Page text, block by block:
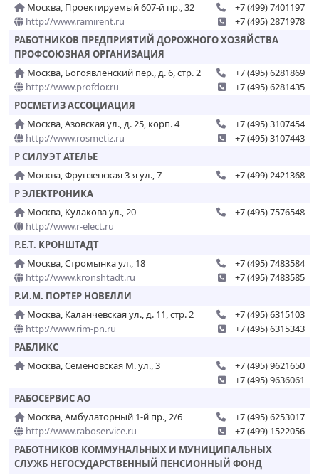
Москва, Проектируемый 607-й пр., 32
http://www.ramirent.ru
+7 (499) 7401197
+7 (495) 2871978
РАБОТНИКОВ ПРЕДПРИЯТИЙ ДОРОЖНОГО ХОЗЯЙСТВА
ПРОФСОЮЗНАЯ ОРГАНИЗАЦИЯ
Москва, Богоявленский пер., д. 6, стр. 2
http://www.profdor.ru
+7 (495) 6281869
+7 (495) 6281435
РОСМЕТИЗ АССОЦИАЦИЯ
Москва, Азовская ул., д. 25, корп. 4
http://www.rosmetiz.ru
+7 (495) 3107454
+7 (495) 3107443
Р СИЛУЭТ АТЕЛЬЕ
Москва, Фрунзенская 3-я ул., 7
+7 (499) 2421368
Р ЭЛЕКТРОНИКА
Москва, Кулакова ул., 20
http://www.r-elect.ru
+7 (495) 7576548
Р.Е.Т. КРОНШТАДТ
Москва, Стромынка ул., 18
http://www.kronshtadt.ru
+7 (495) 7483584
+7 (495) 7483585
Р.И.М. ПОРТЕР НОВЕЛЛИ
Москва, Каланчевская ул., д. 11, стр. 2
http://www.rim-pn.ru
+7 (495) 6315103
+7 (495) 6315343
РАБЛИКС
Москва, Семеновская М. ул., 3
+7 (495) 9621650
+7 (495) 9636061
РАБОСЕРВИС АО
Москва, Амбулаторный 1-й пр., 2/6
http://www.raboservice.ru
+7 (495) 6253017
+7 (499) 1522056
РАБОТНИКОВ КОММУНАЛЬНЫХ И МУНИЦИПАЛЬНЫХ
СЛУЖБ НЕГОСУДАРСТВЕННЫЙ ПЕНСИОННЫЙ ФОНД